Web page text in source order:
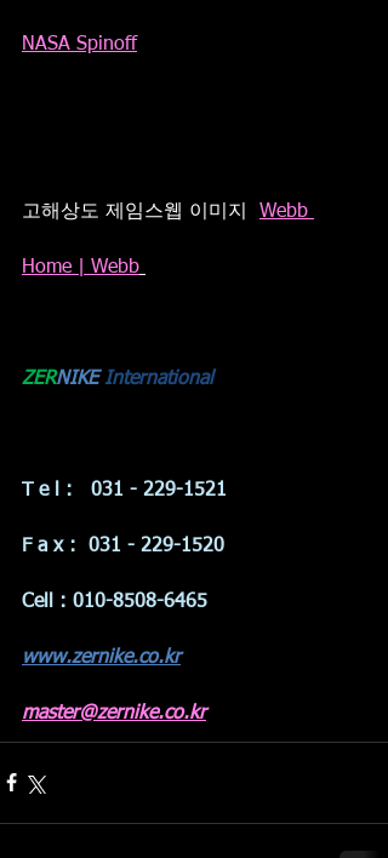
NASA Spinoff
고해상도 제임스웹 이미지 Webb
Home | Webb
ZERNIKE International
T e l :   031 - 229-1521
F a x :  031 - 229-1520
Cell : 010-8508-6465
www.zernike.co.kr
master@zernike.co.kr